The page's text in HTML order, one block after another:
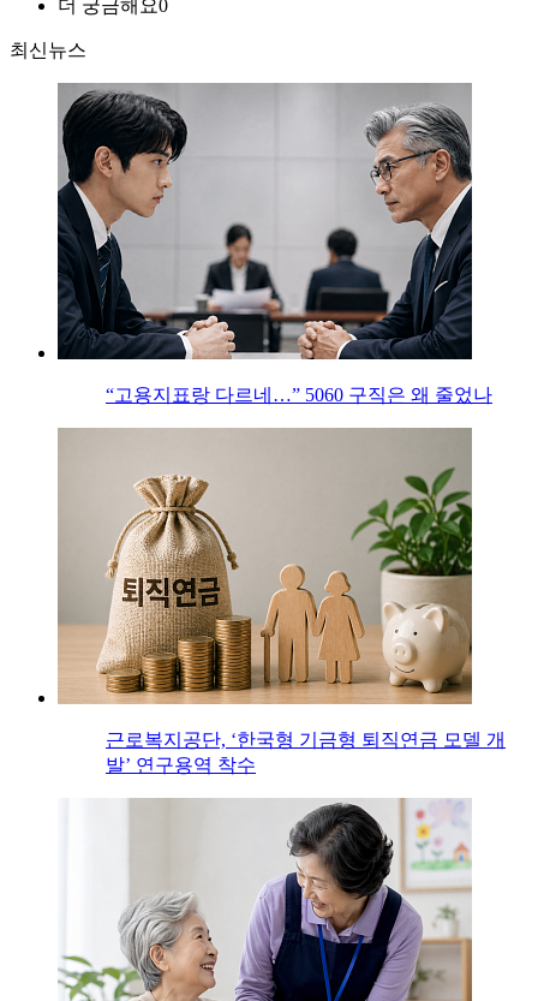
더 궁금해요0
최신뉴스
“고용지표랑 다르네…” 5060 구직은 왜 줄었나
근로복지공단, ‘한국형 기금형 퇴직연금 모델 개
발’ 연구용역 착수